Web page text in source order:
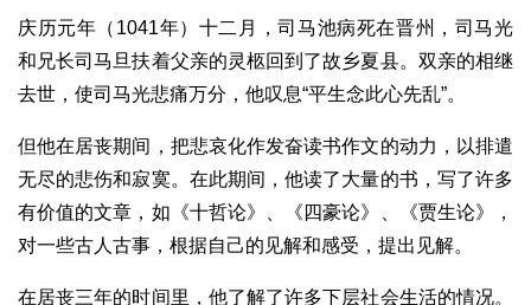
庆历元年（1041年）十二月，司马池病死在晋州，司马光
和兄长司马旦扶着父亲的灵柩回到了故乡夏县。双亲的相继
去世，使司马光悲痛万分，他叹息“平生念此心先乱”。
但他在居丧期间，把悲哀化作发奋读书作文的动力，以排遣
无尽的悲伤和寂寞。在此期间，他读了大量的书，写了许多
有价值的文章，如《十哲论》、《四豪论》、《贾生论》，
对一些古人古事，根据自己的见解和感受，提出见解。
在居丧三年的时间里，他了解了许多下层社会生活的情况。